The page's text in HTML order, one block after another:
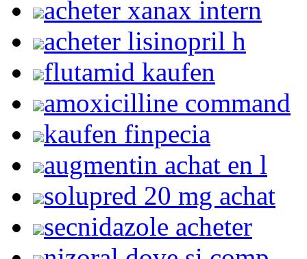
acheter xanax intern
acheter lisinopril h
flutamid kaufen
amoxicilline command
kaufen finpecia
augmentin achat en l
solupred 20 mg achat
secnidazole acheter